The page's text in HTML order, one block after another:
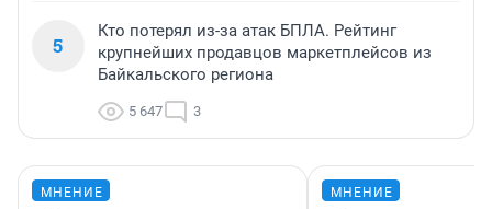
5
Кто потерял из-за атак БПЛА. Рейтинг
крупнейших продавцов маркетплейсов из
Байкальского региона
5 647 3
МНЕНИЕ МНЕНИЕ